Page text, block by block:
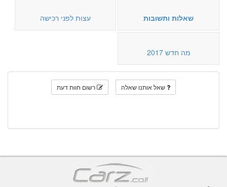
שאלות ותשובות עצות לפני רכישה
מה חדש 2017
שאל אותנו שאלה רשום חוות דעת